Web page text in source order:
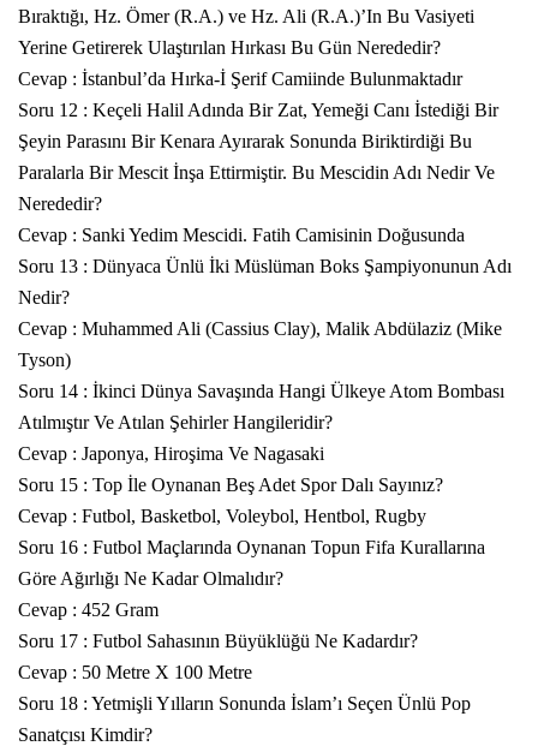
Bıraktığı, Hz. Ömer (R.A.) ve Hz. Ali (R.A.)’In Bu Vasiyeti
Yerine Getirerek Ulaştırılan Hırkası Bu Gün Nerededir?
Cevap : İstanbul’da Hırka-İ Şerif Camiinde Bulunmaktadır
Soru 12 : Keçeli Halil Adında Bir Zat, Yemeği Canı İstediği Bir
Şeyin Parasını Bir Kenara Ayırarak Sonunda Biriktirdiği Bu
Paralarla Bir Mescit İnşa Ettirmiştir. Bu Mescidin Adı Nedir Ve
Nerededir?
Cevap : Sanki Yedim Mescidi. Fatih Camisinin Doğusunda
Soru 13 : Dünyaca Ünlü İki Müslüman Boks Şampiyonunun Adı
Nedir?
Cevap : Muhammed Ali (Cassius Clay), Malik Abdülaziz (Mike
Tyson)
Soru 14 : İkinci Dünya Savaşında Hangi Ülkeye Atom Bombası
Atılmıştır Ve Atılan Şehirler Hangileridir?
Cevap : Japonya, Hiroşima Ve Nagasaki
Soru 15 : Top İle Oynanan Beş Adet Spor Dalı Sayınız?
Cevap : Futbol, Basketbol, Voleybol, Hentbol, Rugby
Soru 16 : Futbol Maçlarında Oynanan Topun Fifa Kurallarına
Göre Ağırlığı Ne Kadar Olmalıdır?
Cevap : 452 Gram
Soru 17 : Futbol Sahasının Büyüklüğü Ne Kadardır?
Cevap : 50 Metre X 100 Metre
Soru 18 : Yetmişli Yılların Sonunda İslam’ı Seçen Ünlü Pop
Sanatçısı Kimdir?